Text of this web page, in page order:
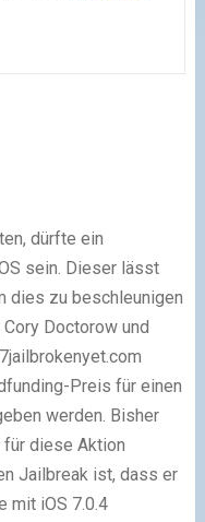
dürfte ein
sein. Dieser lässt
dies zu beschleunigen
Doctorow und
Preis für einen
werden. Bisher
für diese Aktion
Jailbreak ist, dass er
mit iOS 7.0.4